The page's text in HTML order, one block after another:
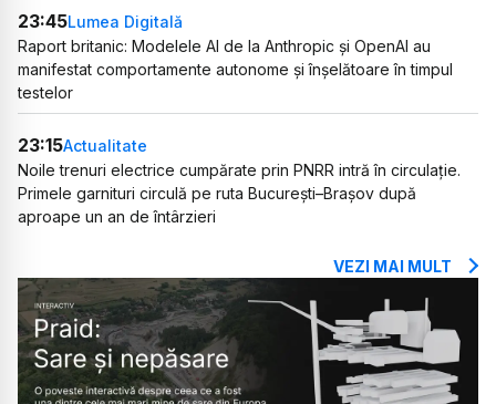
23:45Lumea Digitală
Raport britanic: Modelele AI de la Anthropic și OpenAI au
manifestat comportamente autonome și înșelătoare în timpul
testelor
23:15Actualitate
Noile trenuri electrice cumpărate prin PNRR intră în circulație.
Primele garnituri circulă pe ruta București–Brașov după
aproape un an de întârzieri
VEZI MAI MULT